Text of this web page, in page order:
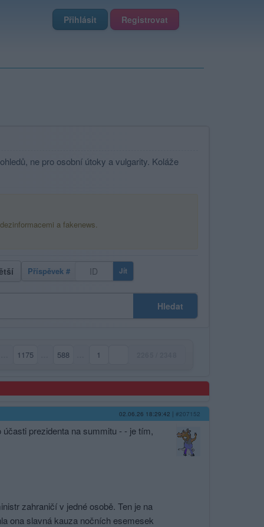
Přihlásit Registrovat
ne pro osobní útoky a vulgarity. Koláže
a fakenews.
Příspěvek # Jít
Hledat
1175 588 1
02.06.26 18:29:42 | #207152
prezidenta na summitu - - je tím,
zahraničí v jedné osobě. Ten je na
ona slavná kauza nočních esemesek